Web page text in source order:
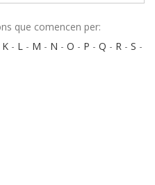
que comencen per:
K - L - M - N - O - P - Q - R - S -